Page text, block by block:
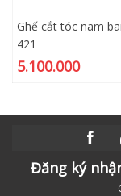
Ghế cắt tóc nam
421
5.100.000
Đăng ký